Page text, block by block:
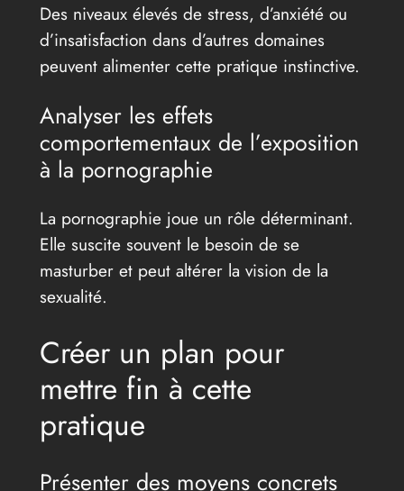
Des niveaux élevés de stress, d’anxiété ou
d’insatisfaction dans d’autres domaines
peuvent alimenter cette pratique instinctive.
Analyser les effets
comportementaux de l’exposition
à la pornographie
La pornographie joue un rôle déterminant.
Elle suscite souvent le besoin de se
masturber et peut altérer la vision de la
sexualité.
Créer un plan pour
mettre fin à cette
pratique
Présenter des moyens concrets